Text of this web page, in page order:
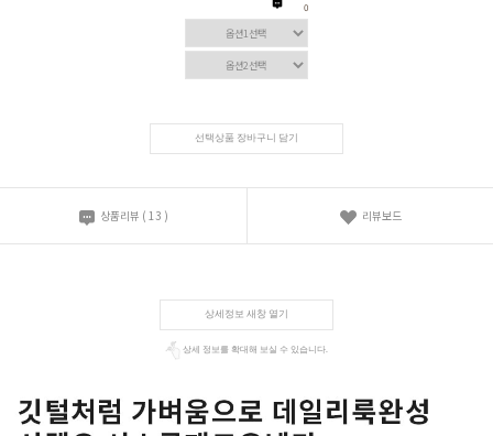
0
선택상품 장바구니 담기
상품리뷰 ( 13 ) 리뷰보드
상세정보 새창 열기
상세 정보를 확대해 보실 수 있습니다.